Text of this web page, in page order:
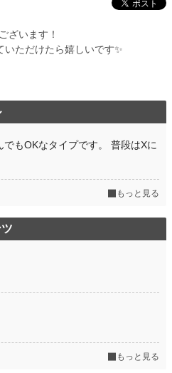
ざいます！
ただけたら嬉しいです✨
もOKなタイプです。 普段はXに
もっと見る
もっと見る